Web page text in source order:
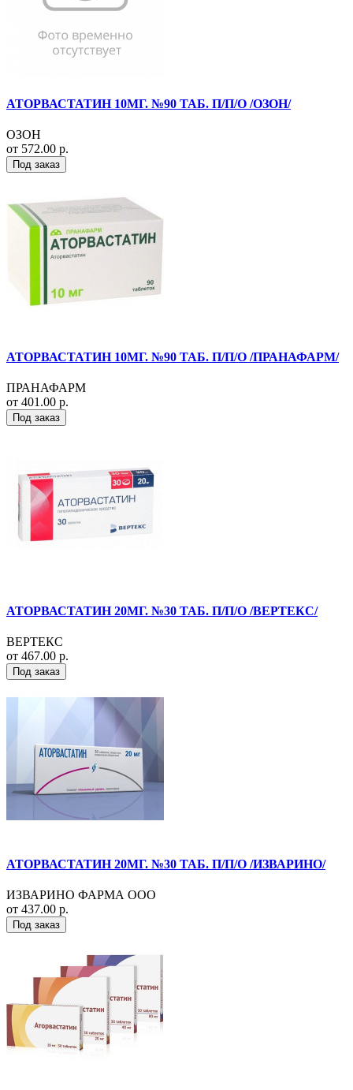
АТОРВАСТАТИН 10МГ. №90 ТАБ. П/П/О /ОЗОН/
ОЗОН
от 572.00 р.
Под заказ
АТОРВАСТАТИН 10МГ. №90 ТАБ. П/П/О /ПРАНАФАРМ/
ПРАНАФАРМ
от 401.00 р.
Под заказ
АТОРВАСТАТИН 20МГ. №30 ТАБ. П/П/О /ВЕРТЕКС/
ВЕРТЕКС
от 467.00 р.
Под заказ
АТОРВАСТАТИН 20МГ. №30 ТАБ. П/П/О /ИЗВАРИНО/
ИЗВАРИНО ФАРМА ООО
от 437.00 р.
Под заказ